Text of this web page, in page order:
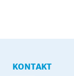
KONTAKT